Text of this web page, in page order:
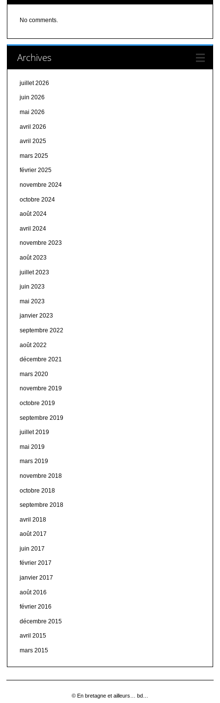
No comments.
Archives
juillet 2026
juin 2026
mai 2026
avril 2026
avril 2025
mars 2025
février 2025
novembre 2024
octobre 2024
août 2024
avril 2024
novembre 2023
août 2023
juillet 2023
juin 2023
mai 2023
janvier 2023
septembre 2022
août 2022
décembre 2021
mars 2020
novembre 2019
octobre 2019
septembre 2019
juillet 2019
mai 2019
mars 2019
novembre 2018
octobre 2018
septembre 2018
avril 2018
août 2017
juin 2017
février 2017
janvier 2017
août 2016
février 2016
décembre 2015
avril 2015
mars 2015
© En bretagne et ailleurs… bd…